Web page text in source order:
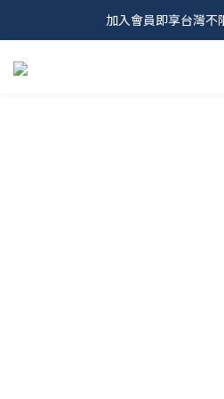
𝗖𝗵𝘂𝗠𝗘 𝗗𝗢𝗧｜新品
加入會員即享台灣不
𝗖𝗵𝘂𝗠𝗘 𝗗𝗢𝗧｜新品